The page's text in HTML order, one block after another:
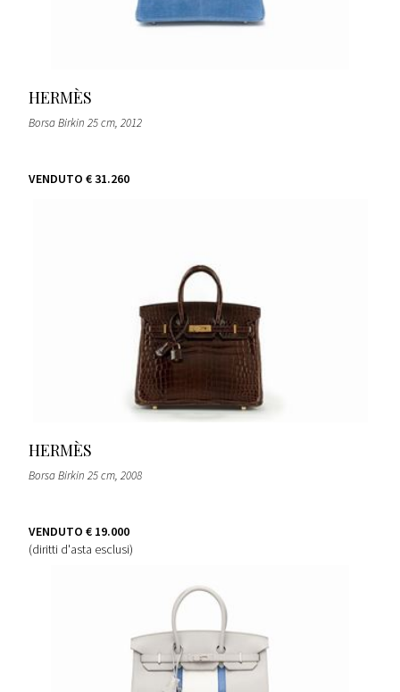
HERMÈS
Borsa Birkin 25 cm, 2012
VENDUTO € 31.260
HERMÈS
Borsa Birkin 25 cm, 2008
VENDUTO € 19.000
(diritti d'asta esclusi)